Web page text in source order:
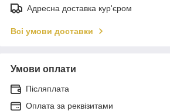
Адресна доставка кур'єром
Всі умови доставки
Умови оплати
Післяплата
Оплата за реквізитами